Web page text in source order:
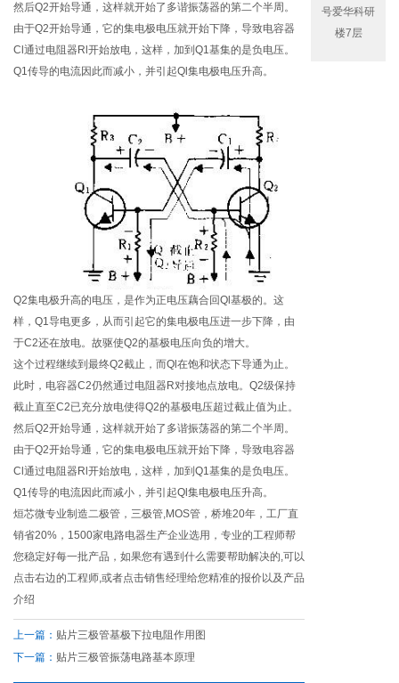
然后Q2开始导通，这样就开始了多谐振荡器的第二个半周。
由于Q2开始导通，它的集电极电压就开始下降，导致电容器
Cl通过电阻器Rl开始放电，这样，加到Q1基集的是负电压。
Q1传导的电流因此而减小，并引起Ql集电极电压升高。
Q2集电极升高的电压，是作为正电压藕合回Ql基极的。这
样，Q1导电更多，从而引起它的集电极电压进一步下降，由
于C2还在放电。故驱使Q2的基极电压向负的增大。
这个过程继续到最终Q2截止，而Ql在饱和状态下导通为止。
此时，电容器C2仍然通过电阻器R对接地点放电。Q2级保持
截止直至C2已充分放电使得Q2的基极电压超过截止值为止。
然后Q2开始导通，这样就开始了多谐振荡器的第二个半周。
由于Q2开始导通，它的集电极电压就开始下降，导致电容器
Cl通过电阻器Rl开始放电，这样，加到Q1基集的是负电压。
Q1传导的电流因此而减小，并引起Ql集电极电压升高。
烜芯微专业制造二极管，三极管,MOS管，桥堆20年，工厂直
销省20%，1500家电路电器生产企业选用，专业的工程师帮
您稳定好每一批产品，如果您有遇到什么需要帮助解决的,可以
点击右边的工程师,或者点击销售经理给您精准的报价以及产品
介绍
上一篇： 贴片三极管基极下拉电阻作用图
下一篇： 贴片三极管振荡电路基本原理
号爱华科研
楼7层